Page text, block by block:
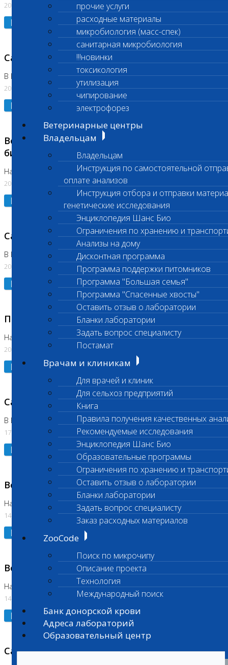
прочие услуги
расходные материалы
микробиология (масс-спек)
санитарная микробиология
!!!новинки
токсикология
утилизация
чипирование
электрофорез
Ветеринарные центры
Владельцам
Владельцам
Инструкция по самостоятельной
оплате анализов
Инструкция отбора и отправки
генетические исследования
Энциклопедия Шанс Био
Ограничения по хранению и
Анализы на дому
Дисконтная программа
Программа поддержки питомников
Программа "Большая семья"
Программа "Спасенные хвосты"
Оставить отзыв о лаборатории
Бланки лаборатории
Задать вопрос специалисту
Постамат
Врачам и клиникам
Для врачей и клиник
Для сельхоз предприятий
Книга
Правила получения качественных
Рекомендуемые исследования
Энциклопедия Шанс Био
Образовательные программы
Ограничения по хранению и
Оставить отзыв о лаборатории
Бланки лаборатории
Задать вопрос специалисту
Заказ расходных материалов
ZooCode
Поиск по микрочипу
Описание проекта
Технология
Международный поиск
Банк донорской крови
Адреса лабораторий
Образовательный центр
20.07.2026
Подробнее
Санитарный день
В Бутово 21.07.2026
20.07.2026
Подробнее
Возобновлено выполнение срочных
биохимических исследований
На Нагорной
20.07.2026
Подробнее
Санитарный день
В Коломне 20.07.2026
20.07.2026
Подробнее
Приостановлено выполнение исследования
На Нагорной
20.07.2026
Подробнее
Санитарный день
В Бутово
17.07.2026
Подробнее
Возобновлено выполнение исследования
На Нагорной (Код 961, 962)
14.07.2026
Подробнее
Возобновлено выполнение исследования
На Нагорной (Код 157)
14.07.2026
Подробнее
Санитарный день